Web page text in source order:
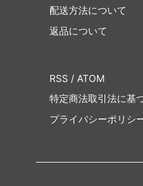
配送方法について
返品について
RSS / ATOM
特定商法取引法に基
プライバシーポリシ